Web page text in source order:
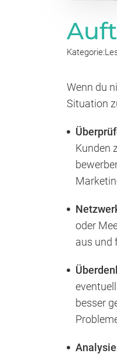
Kategorie:
Wenn du
Situation
Kunden
oder
aus und
besser